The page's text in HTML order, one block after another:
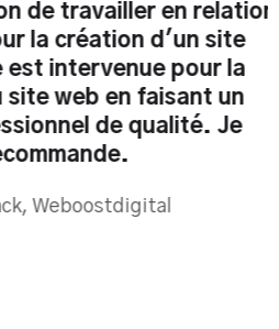
de travailler en relation
la création d'un site
intervenue pour la
web en faisant un
de qualité. Je
Weboostdigital